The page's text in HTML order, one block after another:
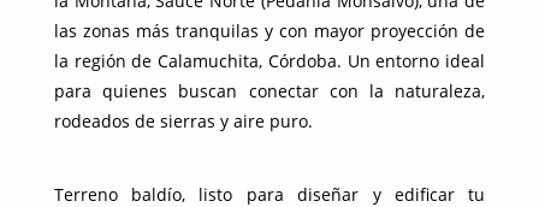
las zonas más tranquilas y con mayor proyección de
la región de Calamuchita, Córdoba. Un entorno ideal
para quienes buscan conectar con la naturaleza,
rodeados de sierras y aire puro.
Terreno baldío, listo para diseñar y edificar tu